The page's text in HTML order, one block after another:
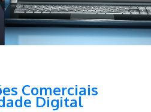
Comerciais
Digital